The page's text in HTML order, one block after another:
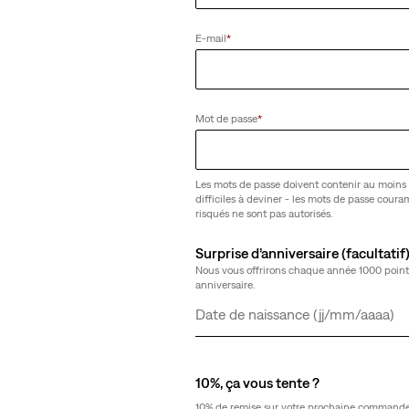
Jean Cinch Baggy
89,95 €
Ribcage Wide Leg Jeans
E-mail*
Mot de passe*
Les mots de passe doivent contenir au
difficiles à deviner - les mots de passe
risqués ne sont pas autorisés.
Surprise d’anniversaire
Nous vous offrirons chaque année 1000
anniversaire.
Jour
Mois
Année
10%, ça vous tente ?